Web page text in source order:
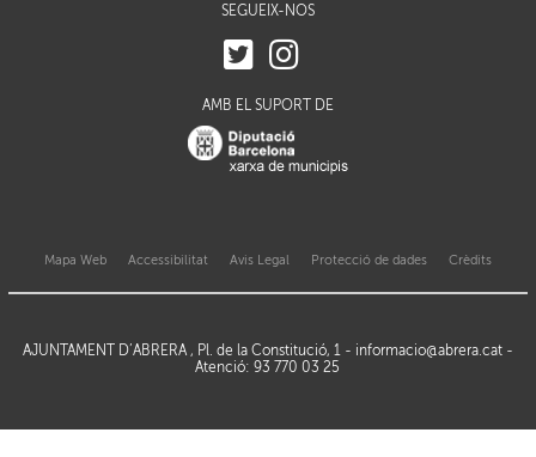
SEGUEIX-NOS
AMB EL SUPORT DE
Mapa Web Accessibilitat Avis Legal Protecció de dades Crèdits
AJUNTAMENT D’ABRERA , Pl. de la Constitució, 1 - informacio@abrera.cat-
Atenció: 93 770 03 25